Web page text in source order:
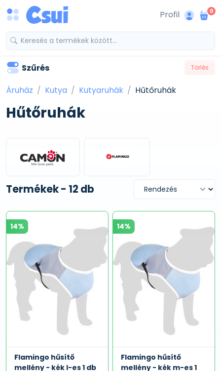
Profil 0
Szűrés Törlés
Áruház Kutya Kutyaruhák Hűtőruhák
Hűtőruhák
Termékek - 12 db
14%
Flamingo hűsítő
mellény - kék l-es 1 db
14%
Flamingo hűsítő
mellény - kék m-es 1